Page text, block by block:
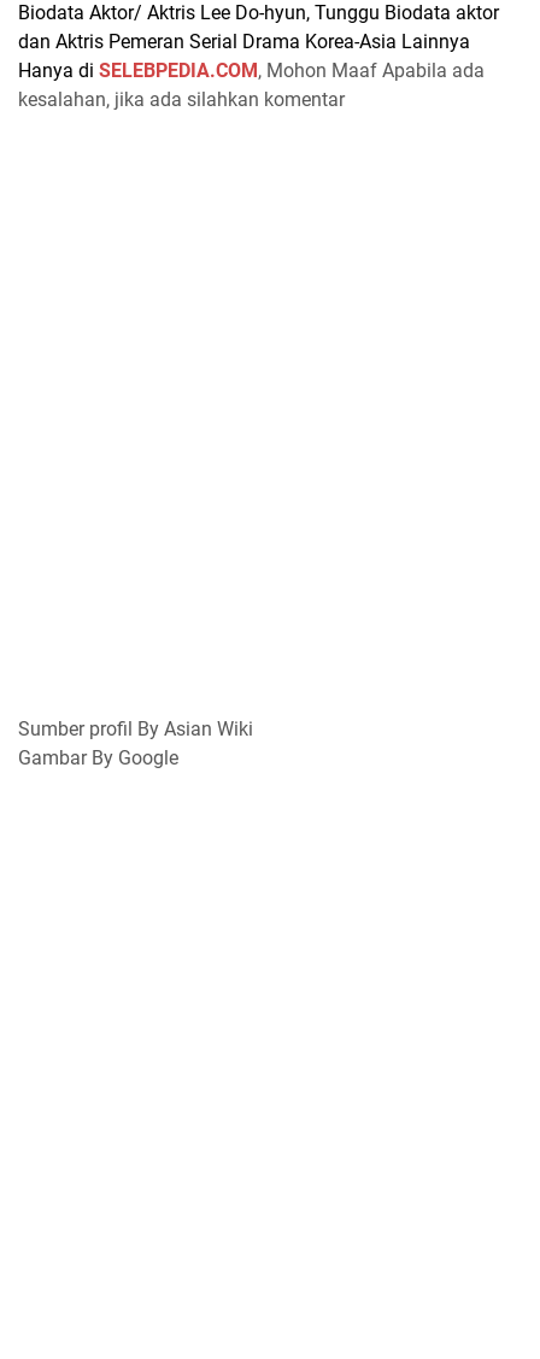
Biodata Aktor/ Aktris Lee Do-hyun, Tunggu Biodata aktor
dan Aktris Pemeran Serial Drama Korea-Asia Lainnya
Hanya di SELEBPEDIA.COM , Mohon Maaf Apabila ada
kesalahan, jika ada silahkan komentar
Sumber profil By Asian Wiki
Gambar By Google